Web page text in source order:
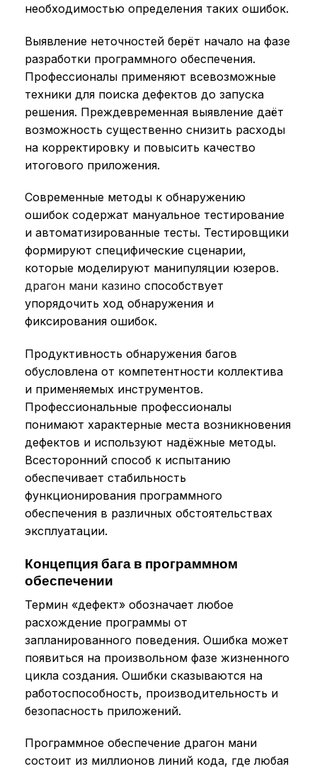
необходимостью определения таких ошибок.
Выявление неточностей берёт начало на фазе
разработки программного обеспечения.
Профессионалы применяют всевозможные
техники для поиска дефектов до запуска
решения. Преждевременная выявление даёт
возможность существенно снизить расходы
на корректировку и повысить качество
итогового приложения.
Современные методы к обнаружению
ошибок содержат мануальное тестирование
и автоматизированные тесты. Тестировщики
формируют специфические сценарии,
которые моделируют манипуляции юзеров.
драгон мани казино способствует
упорядочить ход обнаружения и
фиксирования ошибок.
Продуктивность обнаружения багов
обусловлена от компетентности коллектива
и применяемых инструментов.
Профессиональные профессионалы
понимают характерные места возникновения
дефектов и используют надёжные методы.
Всесторонний способ к испытанию
обеспечивает стабильность
функционирования программного
обеспечения в различных обстоятельствах
эксплуатации.
Концепция бага в программном
обеспечении
Термин «дефект» обозначает любое
расхождение программы от
запланированного поведения. Ошибка может
появиться на произвольном фазе жизненного
цикла создания. Ошибки сказываются на
работоспособность, производительность и
безопасность приложений.
Программное обеспечение драгон мани
состоит из миллионов линий кода, где любая